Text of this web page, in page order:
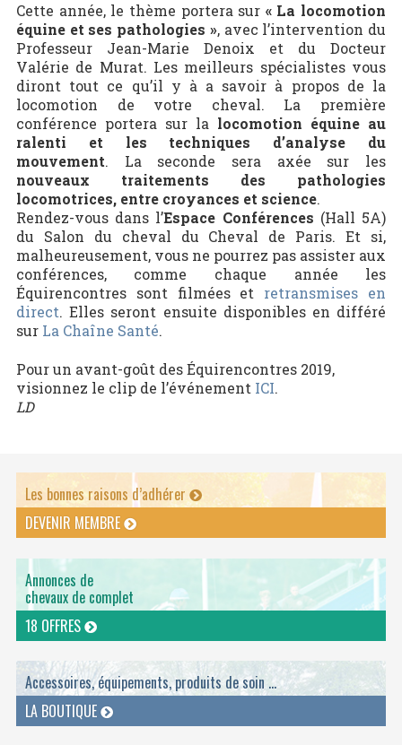
Cette année, le thème portera sur « La locomotion
équine et ses pathologies », avec l’intervention du
Professeur Jean-Marie Denoix et du Docteur
Valérie de Murat. Les meilleurs spécialistes vous
diront tout ce qu’il y à a savoir à propos de la
locomotion de votre cheval. La première
conférence portera sur la locomotion équine au
ralenti et les techniques d’analyse du
mouvement. La seconde sera axée sur les
nouveaux traitements des pathologies
locomotrices, entre croyances et science.
Rendez-vous dans l’Espace Conférences (Hall 5A)
du Salon du cheval du Cheval de Paris. Et si,
malheureusement, vous ne pourrez pas assister aux
conférences, comme chaque année les
Équirencontres sont filmées et retransmises en
direct. Elles seront ensuite disponibles en différé
sur La Chaîne Santé.
Pour un avant-goût des Équirencontres 2019,
visionnez le clip de l’événement ICI.
LD
Les bonnes raisons d’adhérer
DEVENIR MEMBRE
Annonces de
chevaux de complet
18 OFFRES
Accessoires, équipements, produits de soin ...
LA BOUTIQUE